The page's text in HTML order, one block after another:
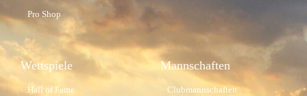
Pro Shop
Wettspiele
Hall of Fame
Mannschaften
Clubmannschaften